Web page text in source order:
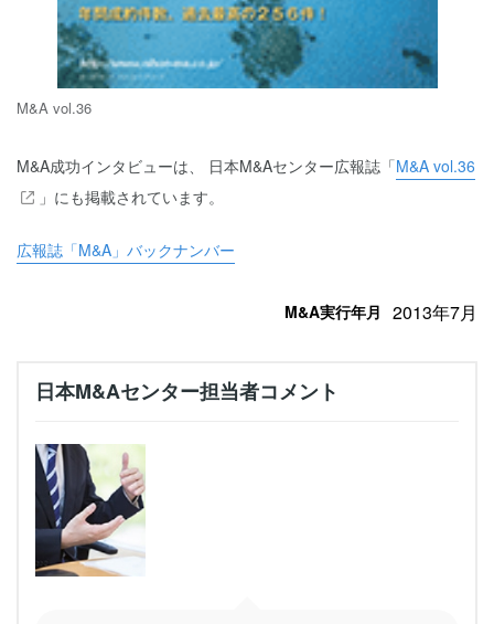
M&A vol.36
M&A成功インタビューは、 日本M&Aセンター広報誌「M&A vol.36
」にも掲載されています。
広報誌「M&A」バックナンバー
M&A実行年月 2013年7月
日本M&Aセンター担当者コメント